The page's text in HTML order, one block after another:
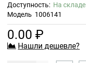
Доступность: На складе
Модель 1006141
0.00 ₽
Нашли дешевле?